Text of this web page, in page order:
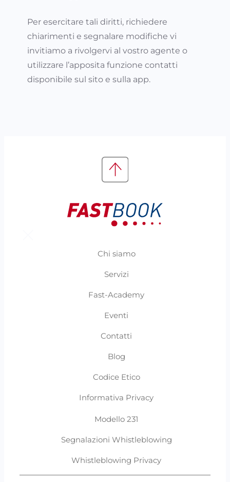
Per esercitare tali diritti, richiedere
chiarimenti e segnalare modifiche vi
invitiamo a rivolgervi al vostro agente o
utilizzare l’apposita funzione contatti
disponibile sul sito e sulla app.
Chi siamo
Servizi
Fast-Academy
Eventi
Contatti
Blog
Codice Etico
Informativa Privacy
Modello 231
Segnalazioni Whistleblowing
Whistleblowing Privacy